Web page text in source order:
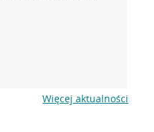
Więcej aktualności